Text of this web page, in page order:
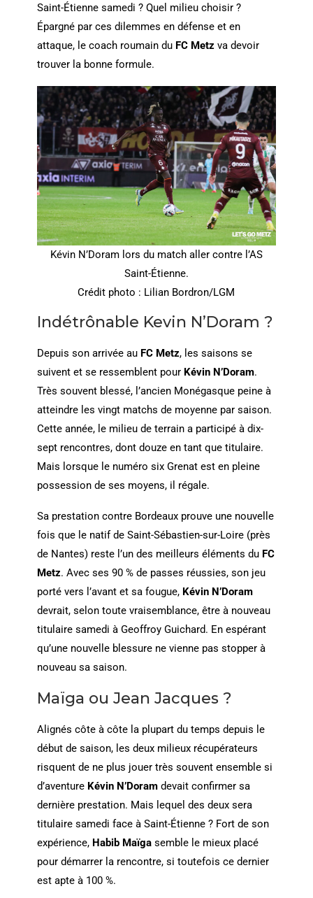
Saint-Étienne samedi ? Quel milieu choisir ?
Épargné par ces dilemmes en défense et en
attaque, le coach roumain du FC Metzva devoir
trouver la bonne formule.
Kévin N’Doram lors du match aller contre l’AS
Saint-Étienne.
Crédit photo : Lilian Bordron/LGM
Indétrônable Kevin N’Doram ?
Depuis son arrivée au FC Metz, les saisons se
suivent et se ressemblent pour Kévin N’Doram.
Très souvent blessé, l’ancien Monégasque peine à
atteindre les vingt matchs de moyenne par saison.
Cette année, le milieu de terrain a participé à dix-
sept rencontres, dont douze en tant que titulaire.
Mais lorsque le numéro six Grenat est en pleine
possession de ses moyens, il régale.
Sa prestation contre Bordeaux prouve une nouvelle
fois que le natif de Saint-Sébastien-sur-Loire (près
de Nantes) reste l’un des meilleurs éléments du FC
Metz. Avec ses 90 % de passes réussies, son jeu
porté vers l’avant et sa fougue, Kévin N’Doram
devrait, selon toute vraisemblance, être à nouveau
titulaire samedi à Geoffroy Guichard. En espérant
qu’une nouvelle blessure ne vienne pas stopper à
nouveau sa saison.
Maïga ou Jean Jacques ?
Alignés côte à côte la plupart du temps depuis le
début de saison, les deux milieux récupérateurs
risquent de ne plus jouer très souvent ensemble si
d’aventure Kévin N’Doramdevait confirmer sa
dernière prestation. Mais lequel des deux sera
titulaire samedi face à Saint-Étienne ? Fort de son
expérience, Habib Maïgasemble le mieux placé
pour démarrer la rencontre, si toutefois ce dernier
est apte à 100 %.